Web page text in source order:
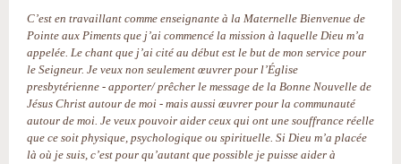
C’est en travaillant comme enseignante à la Maternelle Bienvenue de
Pointe aux Piments que j’ai commencé la mission à laquelle Dieu m’a
appelée. Le chant que j’ai cité au début est le but de mon service pour
le Seigneur. Je veux non seulement œuvrer pour l’Église
presbytérienne - apporter/ prêcher le message de la Bonne Nouvelle de
Jésus Christ autour de moi - mais aussi œuvrer pour la communauté
autour de moi. Je veux pouvoir aider ceux qui ont une souffrance réelle
que ce soit physique, psychologique ou spirituelle. Si Dieu m’a placée
là où je suis, c’est pour qu’autant que possible je puisse aider à